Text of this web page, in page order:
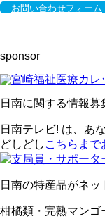
お問い合わせフォーム
sponsor
日南に関する情報募
日南テレビ! は、あ
どしどし こちらまで
日南の特産品がネッ
柑橘類・完熟マンゴ